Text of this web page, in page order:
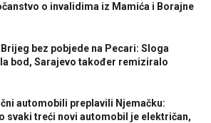
o invalidima iz Mamića i Borajne
bez pobjede na Pecari: Sloga
bod, Sarajevo također remiziralo
automobili preplavili Njemačku:
svaki treći novi automobil je električan,